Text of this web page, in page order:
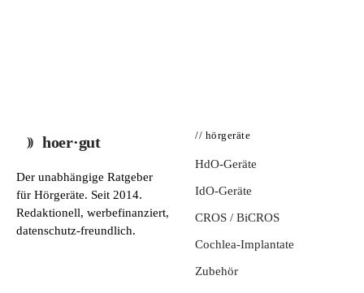
hoer·gut
Der unabhängige Ratgeber
für Hörgeräte. Seit 2014.
Redaktionell, werbefinanziert,
datenschutz-freundlich.
// hörgeräte
HdO-Geräte
IdO-Geräte
CROS / BiCROS
Cochlea-Implantate
Zubehör